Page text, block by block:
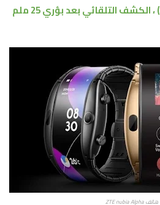
،الكشف التلقائيبعد بؤري 25 ملم
هاتف ZTE nubia Alpha